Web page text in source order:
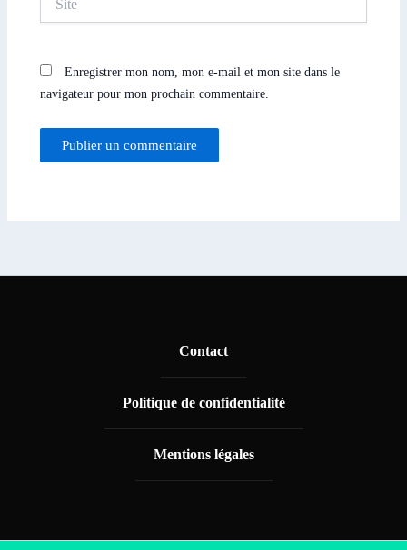
Enregistrer mon nom, mon e-mail et mon site dans le
navigateur pour mon prochain commentaire.
Contact
Politique de confidentialité
Mentions légales